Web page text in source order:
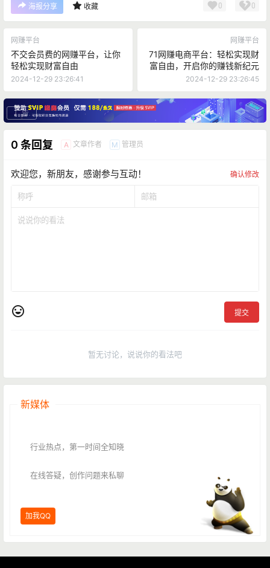
海报分享 收藏 0 0
网赚平台
不交会员费的网赚平台，让你
轻松实现财富自由
2024-12-29 23:26:41
网赚平台
71网赚电商平台：轻松实现财
富自由，开启你的赚钱新纪元
2024-12-29 23:26:45
广告
0 条回复 A 文章作者 M 管理员
欢迎您，新朋友，感谢参与互动！ 确认修改
提交
暂无讨论，说说你的看法吧
新媒体
行业热点，第一时间全知晓
在线答疑，创作问题来私聊
加我QQ